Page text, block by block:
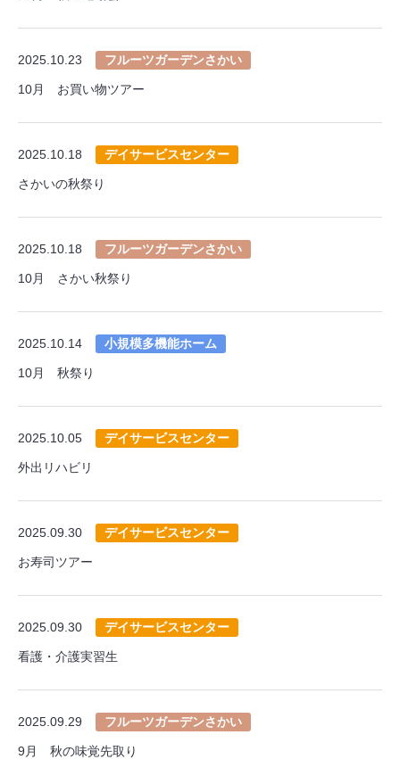
2025.10.23 フルーツガーデンさかい
10月 お買い物ツアー
2025.10.18 デイサービスセンター
さかいの秋祭り
2025.10.18 フルーツガーデンさかい
10月 さかい秋祭り
2025.10.14 小規模多機能ホーム
10月 秋祭り
2025.10.05 デイサービスセンター
外出リハビリ
2025.09.30 デイサービスセンター
お寿司ツアー
2025.09.30 デイサービスセンター
看護・介護実習生
2025.09.29 フルーツガーデンさかい
9月 秋の味覚先取り